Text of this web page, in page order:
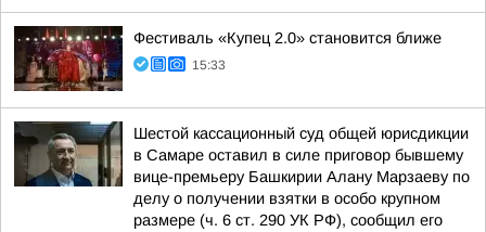
Фестиваль «Купец 2.0» становится ближе
15:33
Шестой кассационный суд общей юрисдикции
в Самаре оставил в силе приговор бывшему
вице-премьеру Башкирии Алану Марзаеву по
делу о получении взятки в особо крупном
размере (ч. 6 ст. 290 УК РФ), сообщил его